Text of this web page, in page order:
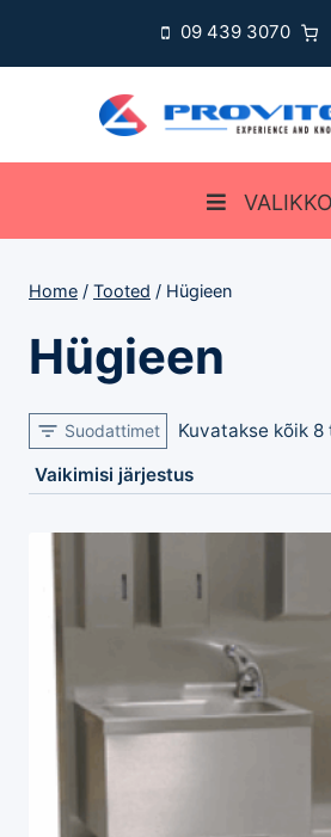
09 439 3070
VALIKKO
Home / Tooted / Hügieen
Hügieen
Suodattimet Kuvatakse kõik 8